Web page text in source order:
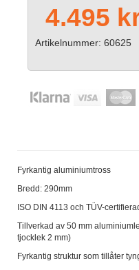
4.495
Artikelnummer: 60625
Fyrkantig aluminiumtross
Bredd: 290mm
ISO DIN 4113 och TÜV-
Tillverkad av 50 mm
tjocklek 2 mm)
Fyrkantig struktur som tillåter